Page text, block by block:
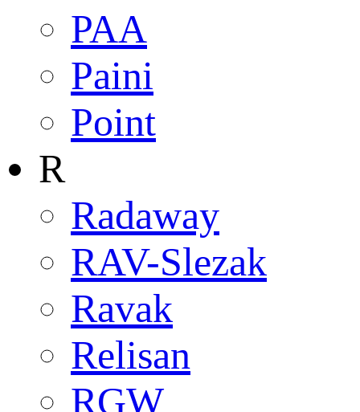
PAA
Paini
Point
R
Radaway
RAV-Slezak
Ravak
Relisan
RGW